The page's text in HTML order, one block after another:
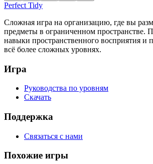
Perfect Tidy
Сложная игра на организацию, где вы
предметы в ограниченном пространстве.
навыки пространственного восприятия и
всё более сложных уровнях.
Игра
Руководства по уровням
Скачать
Поддержка
Связаться с нами
Похожие игры